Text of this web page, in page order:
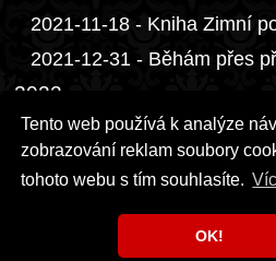
Tento web používá k analýze
zobrazování reklam soubory
tohoto webu s tím souhlasíte.
OK!
2021-11-18 - Kniha Zimní
2021-12-31 - Běhám přes
2022
2023
2024
Copyright © 1999 - 2026 Milka